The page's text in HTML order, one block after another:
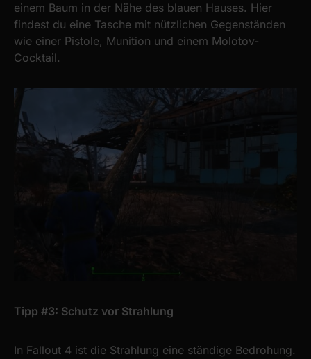
einem Baum in der Nähe des blauen Hauses. Hier
findest du eine Tasche mit nützlichen Gegenständen
wie einer Pistole, Munition und einem Molotov-
Cocktail.
Tipp #3: Schutz vor Strahlung
In Fallout 4 ist die Strahlung eine ständige Bedrohung.